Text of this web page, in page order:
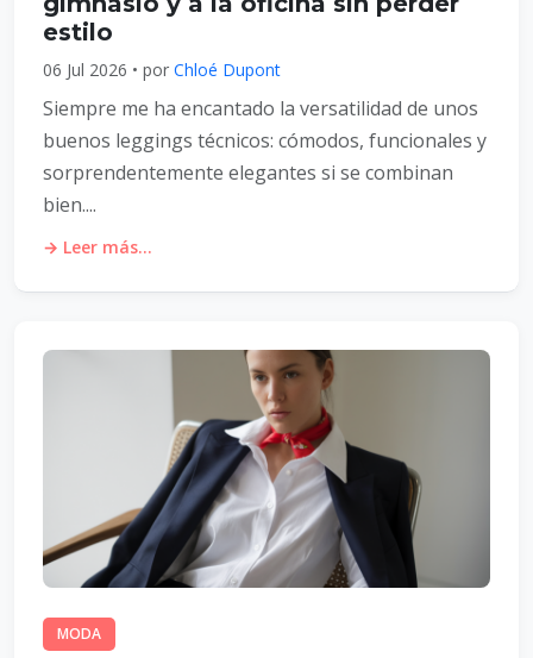
estilo
06 Jul 2026 • por Chloé Dupont
Siempre me ha encantado la versatilidad de unos
buenos leggings técnicos: cómodos, funcionales y
sorprendentemente elegantes si se combinan
bien....
→ Leer más...
MODA